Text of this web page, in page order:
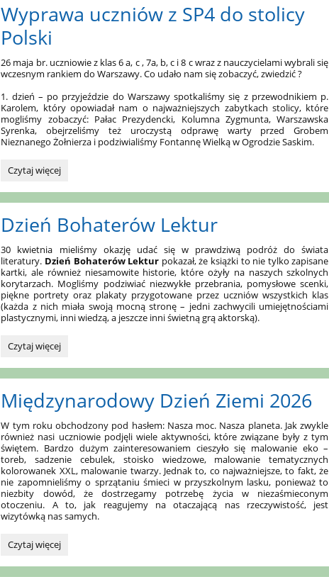
–
ZIELONA
SZKOŁA
2026r.:
Wyprawa uczniów z SP4 do stolicy
Polski
26 maja br. uczniowie z klas 6 a, c , 7a, b, c i 8 c wraz z nauczycielami wybrali się
wczesnym rankiem do Warszawy. Co udało nam się zobaczyć, zwiedzić ?
1. dzień – po przyjeździe do Warszawy spotkaliśmy się z przewodnikiem p.
Karolem, który opowiadał nam o najważniejszych zabytkach stolicy, które
mogliśmy zobaczyć: Pałac Prezydencki, Kolumna Zygmunta, Warszawska
Syrenka, obejrzeliśmy też uroczystą odprawę warty przed Grobem
Nieznanego Żołnierza i podziwialiśmy Fontannę Wielką w Ogrodzie Saskim.
Wyprawa
z
do
stolicy
Polski:
Czytaj więcej
Dzień Bohaterów Lektur
30 kwietnia mieliśmy okazję udać się w prawdziwą podróż do świata
literatury. Dzień Bohaterów Lektur pokazał, że książki to nie tylko zapisane
kartki, ale również niesamowite historie, które ożyły na naszych szkolnych
korytarzach. Mogliśmy podziwiać niezwykłe przebrania, pomysłowe scenki,
piękne portrety oraz plakaty przygotowane przez uczniów wszystkich klas
(każda z nich miała swoją mocną stronę – jedni zachwycili umiejętnościami
plastycznymi, inni wiedzą, a jeszcze inni świetną grą aktorską).
Dzień
Lektur:
Czytaj więcej
Międzynarodowy Dzień Ziemi 2026
W tym roku obchodzony pod hasłem: Nasza moc. Nasza planeta. Jak zwykle
również nasi uczniowie podjęli wiele aktywności, które związane były z tym
świętem. Bardzo dużym zainteresowaniem cieszyło się malowanie eko –
toreb, sadzenie cebulek, stoisko wiedzowe, malowanie tematycznych
kolorowanek XXL, malowanie twarzy. Jednak to, co najważniejsze, to fakt, że
nie zapomnieliśmy o sprzątaniu śmieci w przyszkolnym lasku, ponieważ to
niezbity dowód, że dostrzegamy potrzebę życia w niezaśmieconym
otoczeniu. A to, jak reagujemy na otaczającą nas rzeczywistość, jest
wizytówką nas samych.
Międzynarodowy
Ziemi
Czytaj więcej